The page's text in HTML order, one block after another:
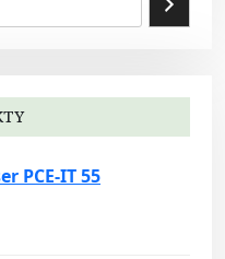
PCE-IT 55